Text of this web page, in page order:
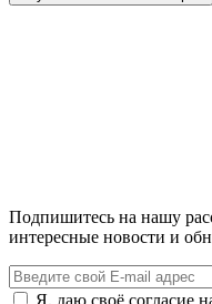
Подпишитесь на нашу
интересные новости и
Я, даю своё согласие